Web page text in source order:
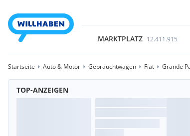
MARKTPLATZ 12.411.915
Startseite Auto & Motor Gebrauchtwagen Fiat Grande
TOP-ANZEIGEN